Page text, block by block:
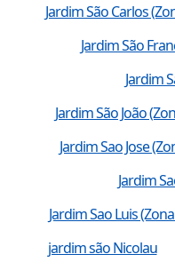
Jardim São Carlos
Jardim São
Jardim
Jardim São João
Jardim Sao Jose
Jardim
Jardim Sao Luis
jardim são Nicolau